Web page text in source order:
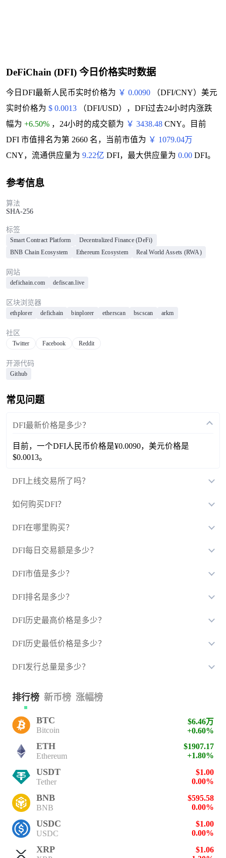
DeFiChain (DFI) 今日价格实时数据
今日DFI最新人民币实时价格为 ￥ 0.0090（DFI/CNY）美元
实时价格为 $ 0.0013（DFI/USD），DFI过去24小时内涨跌
幅为 +6.50% ，24小时的成交额为 ￥ 3438.48CNY。目前
DFI 市值排名为第 2660 名，当前市值为 ￥ 1079.04万
CNY，流通供应量为 9.22亿 DFI，最大供应量为 0.00DFI。
参考信息
算法
SHA-256
标签
Smart Contract Platform
Decentralized Finance (DeFi)
BNB Chain Ecosystem
Ethereum Ecosystem Real World Assets (RWA)
网站
defichain.com defiscan.live
区块浏览器
ethplorer defichain binplorer etherscan bscscan arkm
社区
Twitter Facebook Reddit
开源代码
Github
常见问题
DFI最新价格是多少？
目前，一个DFI人民币价格是¥0.0090，美元价格是
$0.0013。
DFI上线交易所了吗？
如何购买DFI？
DFI在哪里购买？
DFI每日交易额是多少？
DFI市值是多少？
DFI排名是多少？
DFI历史最高价格是多少？
DFI历史最低价格是多少？
DFI发行总量是多少？
排行榜 新币榜 涨幅榜
BTC
Bitcoin
$6.46万
+0.60%
ETH
Ethereum
$1907.17
+1.80%
USDT
Tether
$1.00
0.00%
BNB
BNB
$595.58
0.00%
USDC
USDC
$1.00
0.00%
XRP
$1.06